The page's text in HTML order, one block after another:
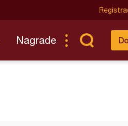
Nagrade